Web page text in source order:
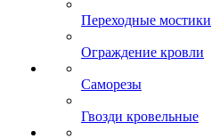
Переходные мостики
Ограждение кровли
Саморезы
Гвозди кровельные